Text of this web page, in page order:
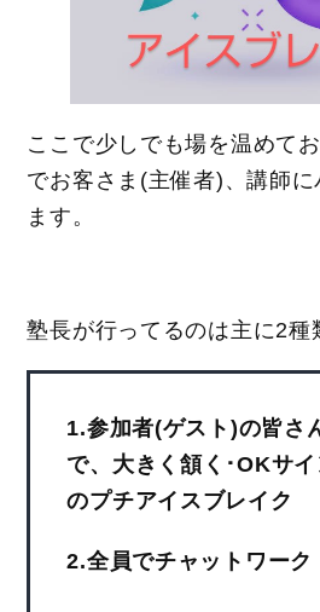
ここで少しでも場を温めて
でお客さま(主催者)、講師に
ます。
塾長が行ってるのは主に2種
1.参加者(ゲスト)の皆さ
で、大きく頷く･OKサ
のプチアイスブレイク
2.全員でチャットワーク